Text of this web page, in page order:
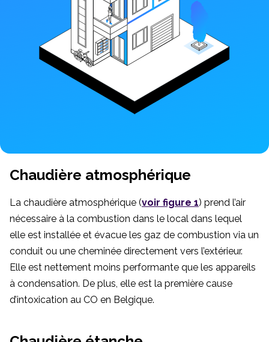
Chaudière atmosphérique
La chaudière atmosphérique (voir figure 1) prend l’air
nécessaire à la combustion dans le local dans lequel
elle est installée et évacue les gaz de combustion via un
conduit ou une cheminée directement vers l’extérieur.
Elle est nettement moins performante que les appareils
à condensation. De plus, elle est la première cause
d’intoxication au CO en Belgique.